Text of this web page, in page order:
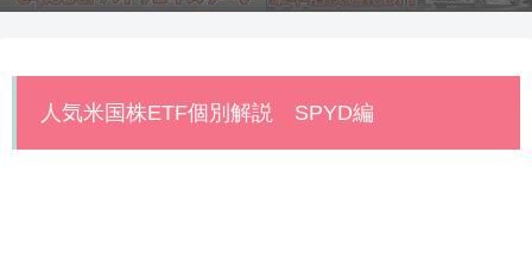
車！
人気米国株ETF個別解説 SPYD編